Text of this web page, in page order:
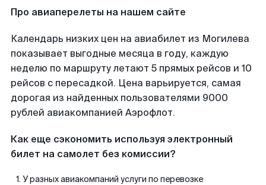
Про авиаперелеты на нашем сайте
Календарь низких цен на авиабилет из Могилева
показывает выгодные месяца в году, каждую
неделю по маршруту летают 5 прямых рейсов и 10
рейсов с пересадкой. Цена варьируется, самая
дорогая из найденных пользователями 9000
рублей авиакомпанией Аэрофлот.
Как еще сэкономить используя электронный
билет на самолет без комиссии?
У разных авиакомпаний услуги по перевозке